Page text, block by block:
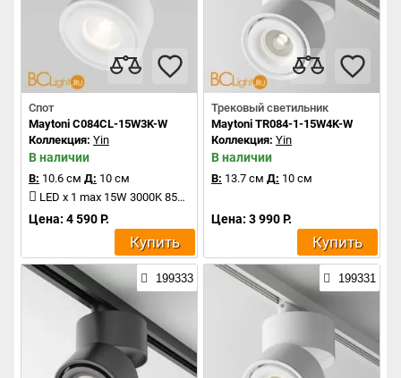
Спот
Maytoni C084CL-15W3K-W
Коллекция: Yin
В наличии
В: 10.6 см Д: 10 см
LED x 1 max 15W 3000K 850Lm
Цена: 4 590 Р.
Купить
Трековый светильник
Maytoni TR084-1-15W4K-W
Коллекция: Yin
В наличии
В: 13.7 см Д: 10 см
Цена: 3 990 Р.
Купить
199333 199331